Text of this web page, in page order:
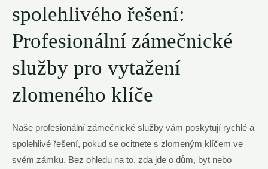
spolehlivého řešení:
‌Profesionální zámečnické
⁤služby pro vytažení‍
zlomeného klíče
Naše profesionální ⁣zámečnické služby vám poskytují rychlé a
spolehlivé⁢ řešení,⁤ pokud ‌se ocitnete ⁣s zlomeným ⁤klíčem⁤ ve​
svém zámku. Bez ohledu na to, zda jde o⁣ dům,⁢ byt nebo